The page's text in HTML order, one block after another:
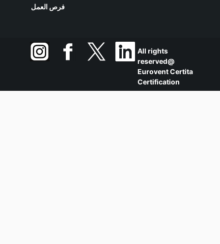
فرص العمل
All rights
reserved@
Eurovent Certita
Certification